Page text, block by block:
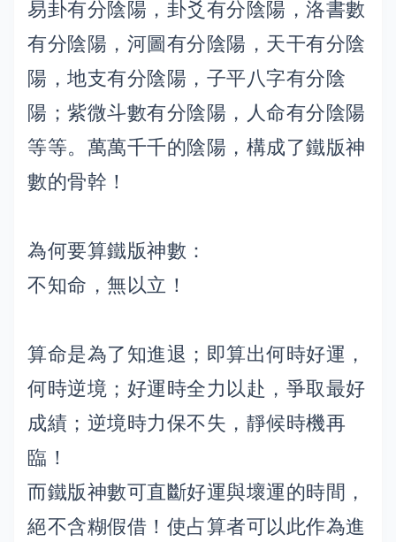
易卦有分陰陽，卦爻有分陰陽，洛書數
有分陰陽，河圖有分陰陽，天干有分陰
陽，地支有分陰陽，子平八字有分陰
陽；紫微斗數有分陰陽，人命有分陰陽
等等。萬萬千千的陰陽，構成了鐵版神
數的骨幹！
為何要算鐵版神數：
不知命，無以立！
算命是為了知進退；即算出何時好運，
何時逆境；好運時全力以赴，爭取最好
成績；逆境時力保不失，靜候時機再
臨！
而鐵版神數可直斷好運與壞運的時間，
絕不含糊假借！使占算者可以此作為進